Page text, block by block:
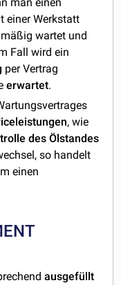
einer Werkstatt
wartet und
Fall wird ein
per Vertrag
erwartet.
, wie
des Ölstandes
so handelt
einen
ausgefüllt